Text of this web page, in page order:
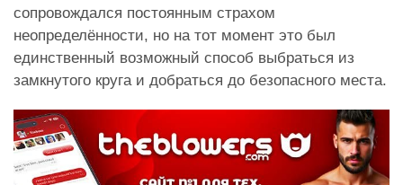
сопровождался постоянным страхом
неопределённости, но на тот момент это был
единственный возможный способ выбраться из
замкнутого круга и добраться до безопасного места.